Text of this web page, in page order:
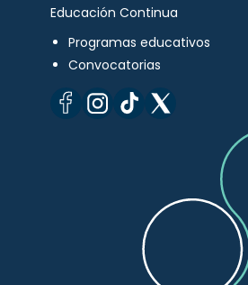
Educación Continua
Programas educativos
Convocatorias